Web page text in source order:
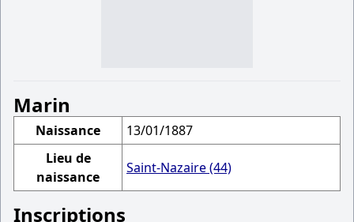
Marin
Naissance
13/01/1887
Lieu de
naissance
Saint-Nazaire (44)
Inscriptions